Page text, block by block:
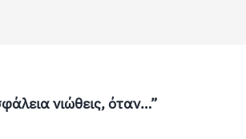
νιώθεις, όταν…”